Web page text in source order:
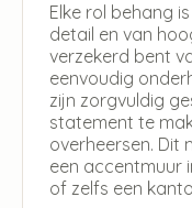
Elke rol behang
detail en van
verzekerd bent
eenvoudig
zijn zorgvuldig
statement te
overheersen.
een accentmuur
of zelfs een